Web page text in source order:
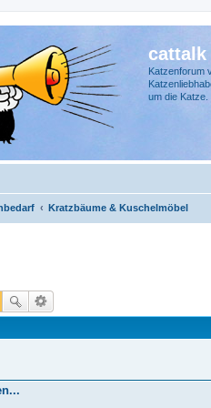
cattalk
Katzenforum
um die Katze.
Kratzbäume & Kuschelmöbel